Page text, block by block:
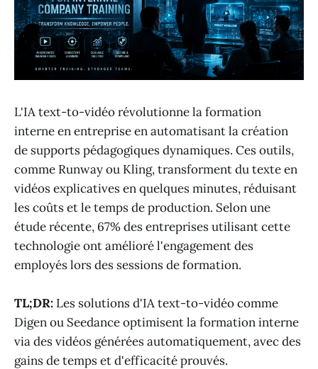
L'IA text-to-vidéo révolutionne la formation
interne en entreprise en automatisant la création
de supports pédagogiques dynamiques. Ces outils,
comme Runway ou Kling, transforment du texte en
vidéos explicatives en quelques minutes, réduisant
les coûts et le temps de production. Selon une
étude récente, 67% des entreprises utilisant cette
technologie ont amélioré l'engagement des
employés lors des sessions de formation.
TL;DR: Les solutions d'IA text-to-vidéo comme
Digen ou Seedance optimisent la formation interne
via des vidéos générées automatiquement, avec des
gains de temps et d'efficacité prouvés.